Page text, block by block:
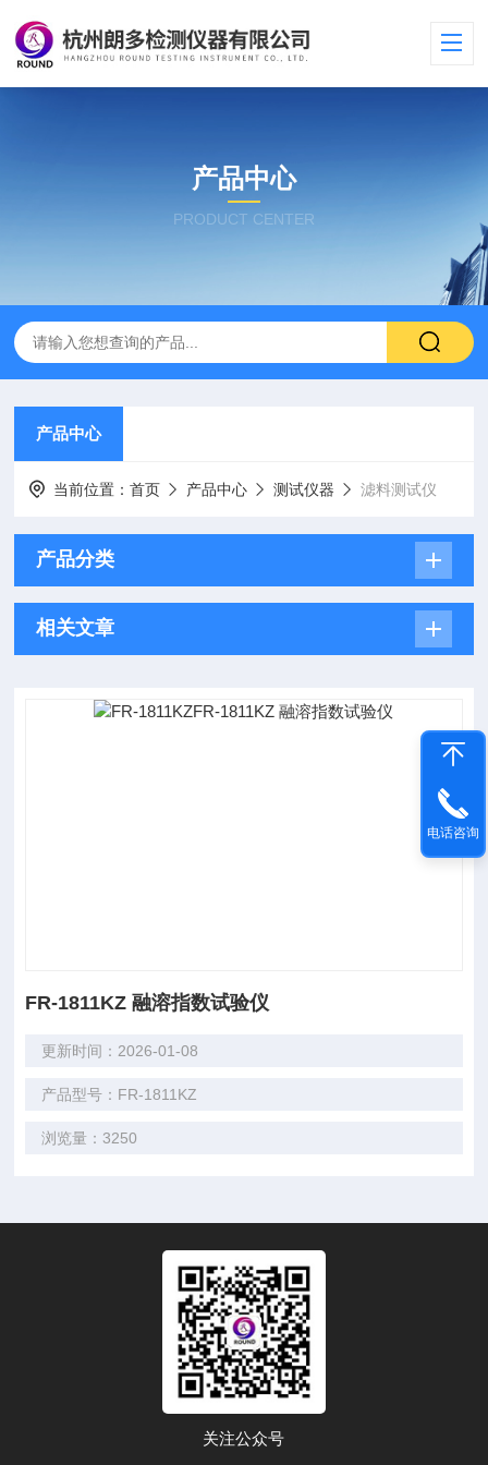
产品中心
PRODUCT CENTER
产品中心
当前位置：首页 产品中心 测试仪器 滤料测试仪
产品分类
相关文章
FR-1811KZ 融溶指数试验仪
更新时间：2026-01-08
产品型号：FR-1811KZ
浏览量：3250
关注公众号
电话咨询